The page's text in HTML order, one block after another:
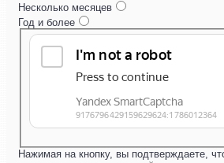
Несколько месяцев
Год и более
Нажимая на кнопку, вы подтверждаете,